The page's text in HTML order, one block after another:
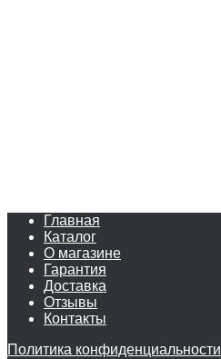
Главная
Каталог
О магазине
Гарантия
Доставка
Отзывы
Контакты
Политика конфиденциальности